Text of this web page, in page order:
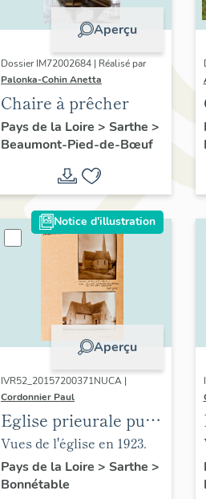
Aperçu
Dossier IM72002684 | Réalisé par
Palonka-Cohin Anetta
Chaire à prêcher
Pays de la Loire > Sarthe >
Beaumont-Pied-de-Bœuf
Notice d'illustration
Aperçu
IVR52_20157200371NUCA |
Cordonnier Paul
Eglise prieurale puis
paroissiale Notre-
Dame d'Aulaines
Vues de l'église en 1923.
Pays de la Loire > Sarthe >
Bonnétable